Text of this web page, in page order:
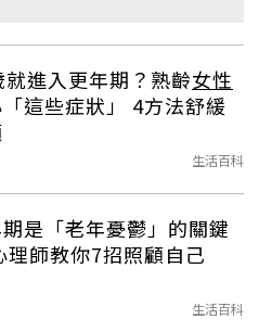
就進入更年期？熟齡女性
這些症狀」 4方法舒緩
生活百科
是「老年憂鬱」的關鍵
理師教你7招照顧自己
生活百科